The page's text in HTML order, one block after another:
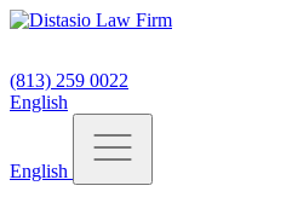
(813) 259 0022
English
English